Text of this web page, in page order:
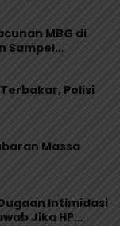
MBG di
Sampel
Polisi
Massa
Intimidasi
Jika HP